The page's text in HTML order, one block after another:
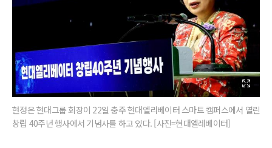
현정은 현대그룹 회장이 22일 충주 현대엘리베이터 스마트 캠퍼스에서 열린
창립 40주년 행사에서 기념사를 하고 있다. [사진=현대엘레베이터]